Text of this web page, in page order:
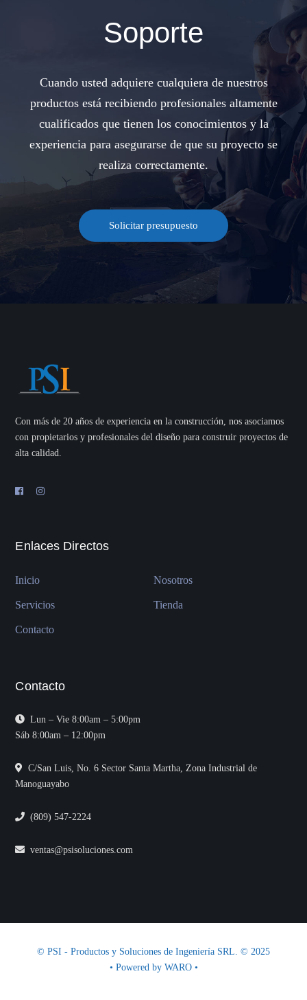
Soporte
Cuando usted adquiere cualquiera de nuestros
productos está recibiendo profesionales altamente
cualificados que tienen los conocimientos y la
experiencia para asegurarse de que su proyecto se
realiza correctamente.
Solicitar presupuesto
Con más de 20 años de experiencia en la construcción, nos asociamos
con propietarios y profesionales del diseño para construir proyectos de
alta calidad.
Enlaces Directos
Inicio Nosotros
Servicios Tienda
Contacto
Contacto
Lun – Vie 8:00am – 5:00pm
Sáb 8:00am – 12:00pm
C/San Luis, No. 6 Sector Santa Martha, Zona Industrial de
Manoguayabo
(809) 547-2224
ventas@psisoluciones.com
© PSI - Productos y Soluciones de Ingeniería SRL. © 2025
• Powered by WARO •